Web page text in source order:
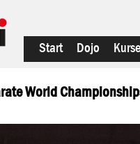
Start Dojo Kurse
World